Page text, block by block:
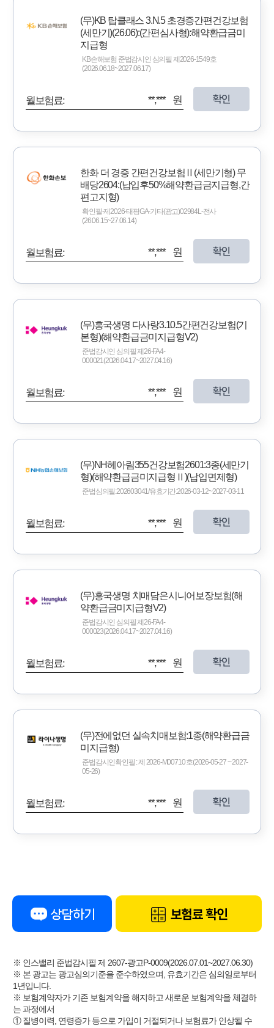
(무)KB 탑클래스 3.N.5 초경증간편건강보험
(세만기)(26.06):(간편심사형):해약환급금미
지급형
KB손해보험 준법감시인 심의필 제2026-1549호
(2026.06.18~2027.06.17)
월보험료: **,*** 원 확인
한화 더 경증 간편건강보험Ⅱ(세만기형) 무
배당2604:(납입후50%해약환급금지급형,간
편고지형)
확인필-제2026-태평GA-기타(광고)02984L-전사
(26.06.15~27.06.14)
월보험료: **,*** 원 확인
(무)흥국생명 다사랑3.10.5간편건강보험(기
본형)(해약환급금미지급형V2)
준법감시인 심의필 제26-FA4-
000021(2026.04.17~2027.04.16)
월보험료: **,*** 원 확인
(무)NH헤아림355건강보험2601:3종(세만기
형)(해약환급금미지급형Ⅱ)(납입면제형)
준법심의필:202603041/유효기간:2026-03-12~2027-03-11
월보험료: **,*** 원 확인
(무)흥국생명 치매담은시니어보장보험(해
약환급금미지급형V2)
준법감시인 심의필 제26-FA4-
000023(2026.04.17~2027.04.16)
월보험료: **,*** 원 확인
(무)전에없던 실속치매보험:1종(해약환급금
미지급형)
준법감시인확인필 : 제 2026-M00710 호(2026-05-27 ~ 2027-
05-26)
월보험료: **,*** 원 확인
상담하기 보험료 확인
※ 인스밸리 준법감시필 제 2607-광고P-0009(2026.07.01~2027.06.30)
※ 본 광고는 광고심의기준을 준수하였으며, 유효기간은 심의일로부터
1년입니다.
※ 보험계약자가 기존 보험계약을 해지하고 새로운 보험계약을 체결하
는 과정에서
① 질병이력, 연령증가 등으로 가입이 거절되거나 보험료가 인상될 수